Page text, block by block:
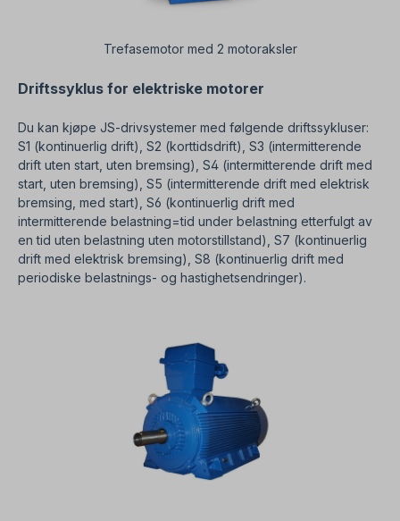
Trefasemotor med 2 motoraksler
Driftssyklus for elektriske motorer
Du kan kjøpe JS-drivsystemer med følgende driftssykluser:
S1 (kontinuerlig drift), S2 (korttidsdrift), S3 (intermitterende
drift uten start, uten bremsing), S4 (intermitterende drift med
start, uten bremsing), S5 (intermitterende drift med elektrisk
bremsing, med start), S6 (kontinuerlig drift med
intermitterende belastning=tid under belastning etterfulgt av
en tid uten belastning uten motorstillstand), S7 (kontinuerlig
drift med elektrisk bremsing), S8 (kontinuerlig drift med
periodiske belastnings- og hastighetsendringer).